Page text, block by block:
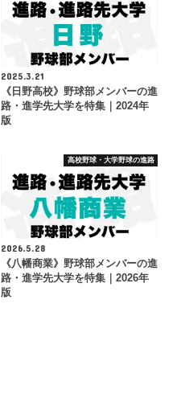
2025.3.21
《日野高校》野球部メンバーの進
路・進学先大学を特集｜2024年
版
高校野球・大学野球の進路
2026.5.28
《八幡商業》野球部メンバーの進
路・進学先大学を特集｜2026年
版